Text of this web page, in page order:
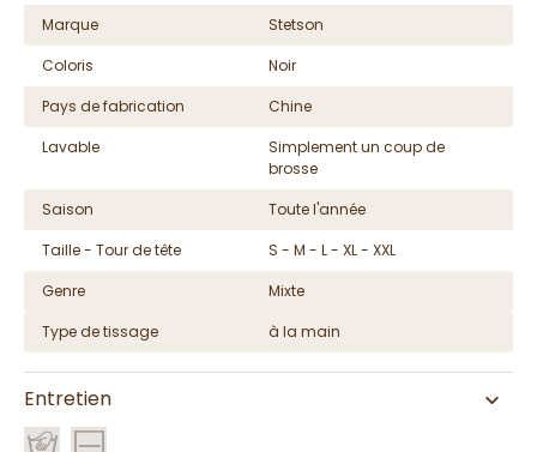
Marque
Stetson
Coloris
Noir
Pays de fabrication
Chine
Lavable
Simplement un coup de
brosse
Saison
Toute l'année
Taille - Tour de tête
S - M - L - XL - XXL
Genre
Mixte
Type de tissage
à la main
Entretien